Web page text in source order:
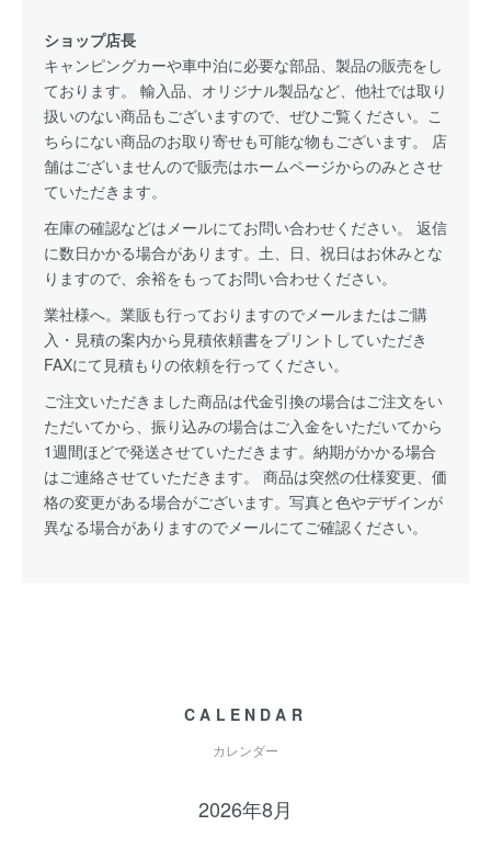
ショップ店長
キャンピングカーや車中泊に必要な部品、製品の販売をし
ております。 輸入品、オリジナル製品など、他社では取り
扱いのない商品もございますので、ぜひご覧ください。こ
ちらにない商品のお取り寄せも可能な物もございます。 店
舗はございませんので販売はホームページからのみとさせ
ていただきます。
在庫の確認などはメールにてお問い合わせください。 返信
に数日かかる場合があります。土、日、祝日はお休みとな
りますので、余裕をもってお問い合わせください。
業社様へ。業販も行っておりますのでメールまたはご購
入・見積の案内から見積依頼書をプリントしていただき
FAXにて見積もりの依頼を行ってください。
ご注文いただきました商品は代金引換の場合はご注文をい
ただいてから、振り込みの場合はご入金をいただいてから
1週間ほどで発送させていただきます。納期がかかる場合
はご連絡させていただきます。 商品は突然の仕様変更、価
格の変更がある場合がございます。写真と色やデザインが
異なる場合がありますのでメールにてご確認ください。
CALENDAR
カレンダー
2026年8月